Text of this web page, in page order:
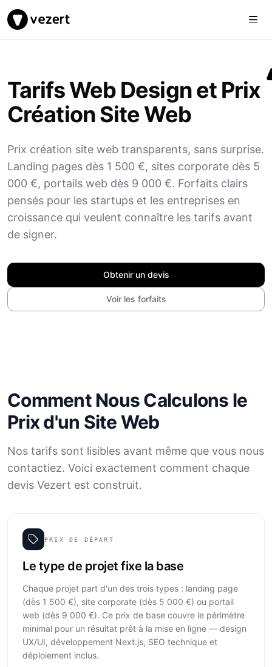
Vezert
Tarifs Web Design et Prix
Création Site Web
Prix création site web transparents, sans surprise.
Landing pages dès 1 500 €, sites corporate dès 5
000 €, portails web dès 9 000 €. Forfaits clairs
pensés pour les startups et les entreprises en
croissance qui veulent connaître les tarifs avant
de signer.
Obtenir un devis
Voir les forfaits
Comment Nous Calculons le
Prix d'un Site Web
Nos tarifs sont lisibles avant même que vous nous
contactiez. Voici exactement comment chaque
devis Vezert est construit.
PRIX DE DÉPART
Le type de projet fixe la base
Chaque projet part d'un des trois types : landing page
(dès 1 500 €), site corporate (dès 5 000 €) ou portail
web (dès 9 000 €). Ce prix de base couvre le périmètre
minimal pour un résultat prêt à la mise en ligne — design
UX/UI, développement Next.js, SEO technique et
déploiement inclus.